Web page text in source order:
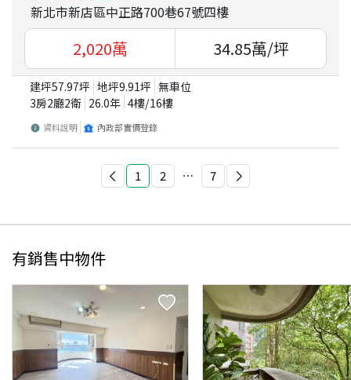
新北市新店區中正路700巷67號四樓
2,020萬 34.85萬/坪
建坪57.97坪 地坪9.91坪 無車位
3房2廳2衛 26.0年 4樓/16樓
資料說明 內政部實價登錄
1 2 ⋯ 7
有銷售中物件